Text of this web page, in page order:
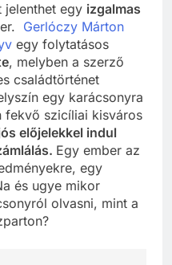
jelenthet egy izgalmas
Gerlóczy Márton
egy folytatásos
, melyben a szerző
családtörténet
egy karácsonyra
fekvő szicíliai kisváros
előjelekkel indul
Egy ember az
egy
és ugye mikor
olvasni, mint a